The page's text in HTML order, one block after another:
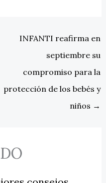
INFANTI reafirma en
septiembre su
compromiso para la
protección de los bebés y
niños →